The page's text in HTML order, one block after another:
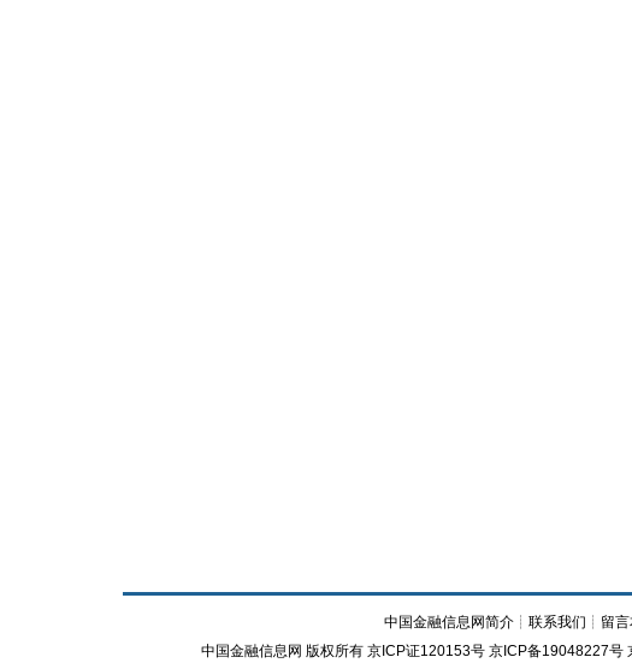
中国金融信息网简介┊ 联系我们 ┊ 留
中国金融信息网 版权所有 京ICP证120153号 京ICP备19048227号